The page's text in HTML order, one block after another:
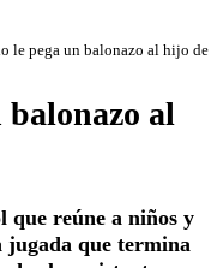
le pega un balonazo al hijo de
al
que reúne a niños y
jugada que termina